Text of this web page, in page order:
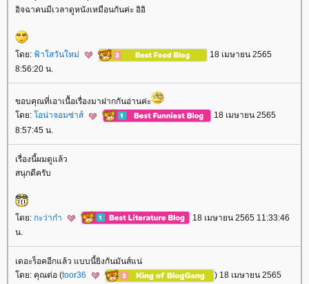
อิจฉาคนมีเวลาดูหนังเหมือนกันค่ะ อิอิ
ดย: ฟ้าใสวันใหม่
18 เมษายน 2565
8:56:20 น.
ขอบคุณที่เอาเนื้อเรื่องมาฝากกันอ่านค่ะ
ดย: อน่าจอมซ่าส์
18 เมษายน 2565
8:57:45 น.
เรื่องนี้ผมดูแล้ว
สนุกดีครับ
ดย: กะว่าก๋า
18 เมษายน 2565 11:33:46
น.
เดอะร็อคอีกแล้ว แบบนี้ยิงกันมันส์แน่
ดย: คุณต่อ (toor36
) 18 เมษายน 2565